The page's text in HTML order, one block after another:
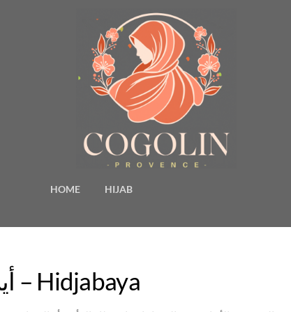
HOME HIJAB
أين ورد الحجاب في القرآن؟ – Hidjabaya